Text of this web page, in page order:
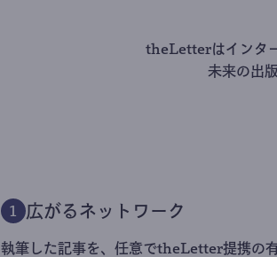
theLetterはインタ
未来の出
1 広がるネットワーク
執筆した記事を、任意でtheLetter提携の